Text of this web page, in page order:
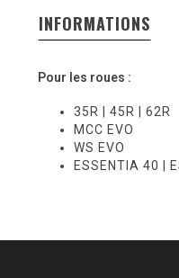
INFORMATIONS
Pour les roues :
35R | 45R | 62R
MCC EVO
WS EVO
ESSENTIA 40 |